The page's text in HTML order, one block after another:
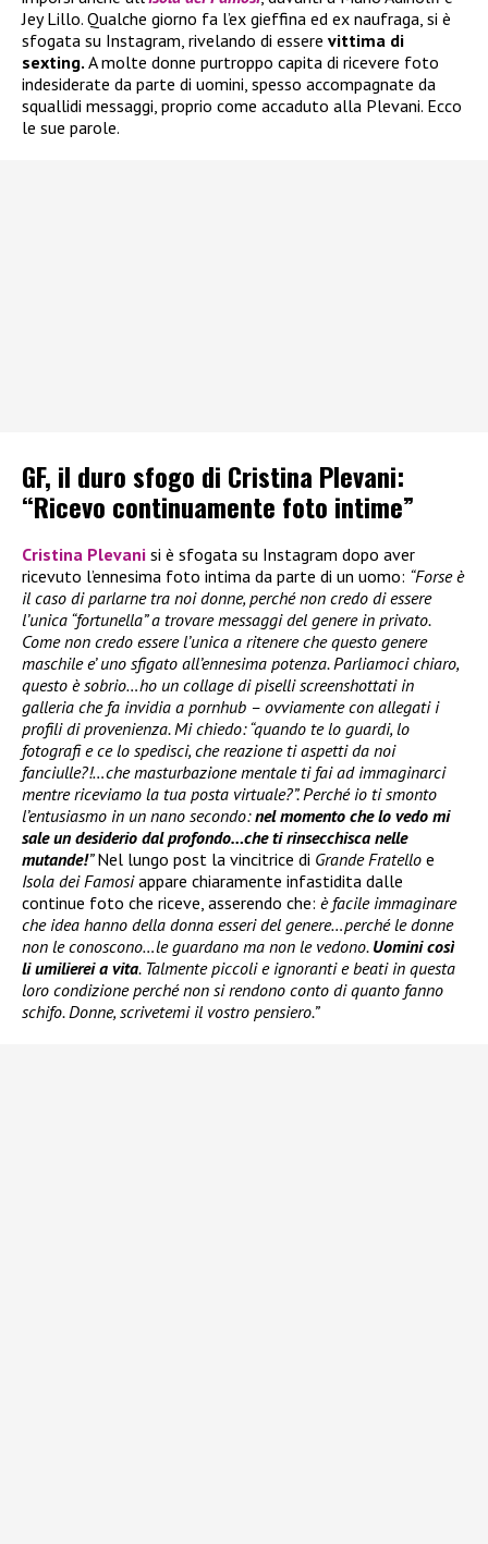
Jey Lillo. Qualche giorno fa l’ex gieffina ed ex naufraga, si è
sfogata su Instagram, rivelando di essere vittima di
sexting. A molte donne purtroppo capita di ricevere foto
indesiderate da parte di uomini, spesso accompagnate da
squallidi messaggi, proprio come accaduto alla Plevani. Ecco
le sue parole.
GF, il duro sfogo di Cristina Plevani:
“Ricevo continuamente foto intime”
Cristina Plevani si è sfogata su Instagram dopo aver
ricevuto l’ennesima foto intima da parte di un uomo: “Forse è
il caso di parlarne tra noi donne, perché non credo di essere
l’unica “fortunella” a trovare messaggi del genere in privato.
Come non credo essere l’unica a ritenere che questo genere
maschile e’ uno sfigato all’ennesima potenza. Parliamoci chiaro,
questo è sobrio…ho un collage di piselli screenshottati in
galleria che fa invidia a pornhub – ovviamente con allegati i
profili di provenienza. Mi chiedo: “quando te lo guardi, lo
fotografi e ce lo spedisci, che reazione ti aspetti da noi
fanciulle?!…che masturbazione mentale ti fai ad immaginarci
mentre riceviamo la tua posta virtuale?”. Perché io ti smonto
l’entusiasmo in un nano secondo:nel momento che lo vedo mi
sale un desiderio dal profondo…che ti rinsecchisca nelle
mutande!”Nel lungo post la vincitrice di Grande Fratello e
Isola dei Famosiappare chiaramente infastidita dalle
continue foto che riceve, asserendo che: è facile immaginare
che idea hanno della donna esseri del genere…perché le donne
non le conoscono…le guardano ma non le vedono. Uomini così
li umilierei a vita. Talmente piccoli e ignoranti e beati in questa
loro condizione perché non si rendono conto di quanto fanno
schifo. Donne, scrivetemi il vostro pensiero.”